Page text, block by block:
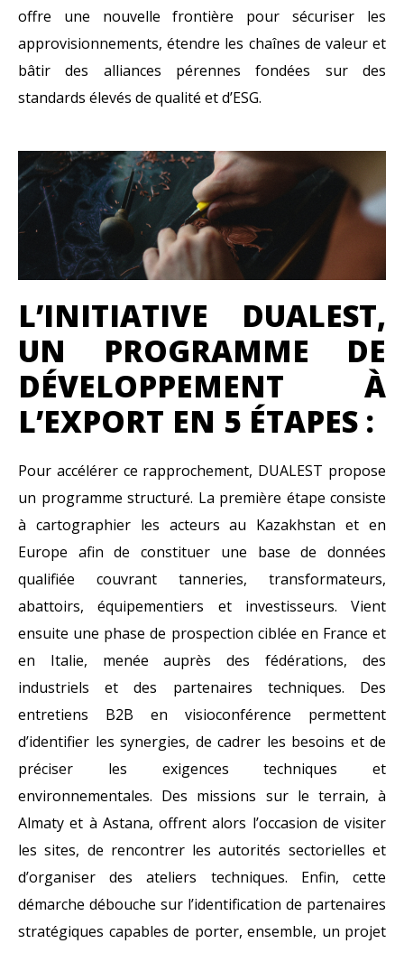
offre une nouvelle frontière pour sécuriser les
approvisionnements, étendre les chaînes de valeur et
bâtir des alliances pérennes fondées sur des
standards élevés de qualité et d’ESG.
L’INITIATIVE DUALEST,
UN PROGRAMME DE
DÉVELOPPEMENT À
L’EXPORT EN 5 ÉTAPES :
Pour accélérer ce rapprochement, DUALEST propose
un programme structuré. La première étape consiste
à cartographier les acteurs au Kazakhstan et en
Europe afin de constituer une base de données
qualifiée couvrant tanneries, transformateurs,
abattoirs, équipementiers et investisseurs. Vient
ensuite une phase de prospection ciblée en France et
en Italie, menée auprès des fédérations, des
industriels et des partenaires techniques. Des
entretiens B2B en visioconférence permettent
d’identifier les synergies, de cadrer les besoins et de
préciser les exigences techniques et
environnementales. Des missions sur le terrain, à
Almaty et à Astana, offrent alors l’occasion de visiter
les sites, de rencontrer les autorités sectorielles et
d’organiser des ateliers techniques. Enfin, cette
démarche débouche sur l’identification de partenaires
stratégiques capables de porter, ensemble, un projet